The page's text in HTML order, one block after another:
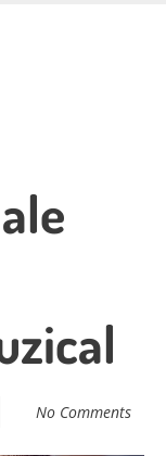
No Comments